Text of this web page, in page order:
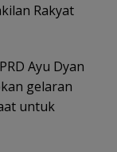
Rakyat
Ayu Dyan
gelaran
untuk